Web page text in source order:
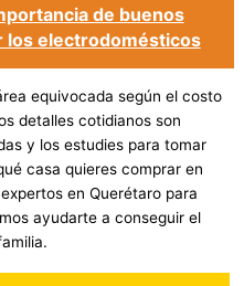
de buenos
los electrodomésticos
equivocada según el costo
detalles cotidianos son
y los estudies para tomar
casa quieres comprar en
en Querétaro para
ayudarte a conseguir el